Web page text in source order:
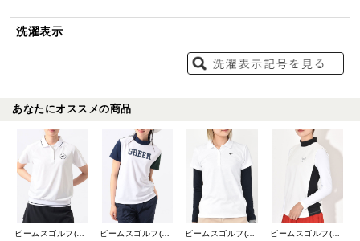
洗濯表示
あなたにオススメの商品